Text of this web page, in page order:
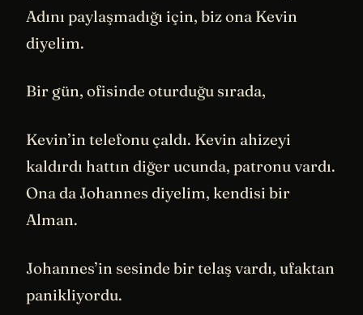
Adını paylaşmadığı için, biz ona Kevin
diyelim.
Bir gün, ofisinde oturduğu sırada,
Kevin’in telefonu çaldı. Kevin ahizeyi
kaldırdı hattın diğer ucunda, patronu vardı.
Ona da Johannes diyelim, kendisi bir
Alman.
Johannes’in sesinde bir telaş vardı, ufaktan
panikliyordu.